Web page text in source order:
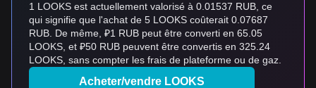
1 LOOKS est actuellement valorisé à 0.01537 RUB, ce
qui signifie que l'achat de 5 LOOKS coûterait 0.07687
RUB. De même, ₽1 RUB peut être converti en 65.05
LOOKS, et ₽50 RUB peuvent être convertis en 325.24
LOOKS, sans compter les frais de plateforme ou de gaz.
Acheter/vendre LOOKS